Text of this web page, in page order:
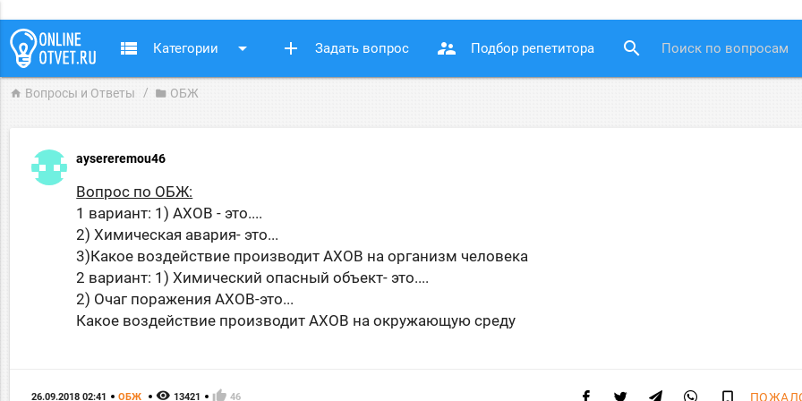
view_list Категории arrow_drop_down add Задать вопрос supervisor_account Подбор репетитора search
home Вопросы и Ответы folder ОБЖ
aysereremou46
Вопрос по ОБЖ:
1 вариант: 1) АХОВ - это....
2) Химическая авария- это...
3)Какое воздействие производит АХОВ на организм человека
2 вариант: 1) Химический опасный объект- это....
2) Очаг поражения АХОВ-это...
Какое воздействие производит АХОВ на окружающую среду
bookmark_border
26.09.2018 02:41 ОБЖ remove_red_eye 13421 thumb_up 46